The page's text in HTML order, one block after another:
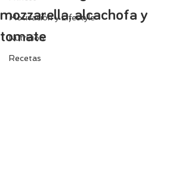
Motivación y Lifestyle
Nutricion
Recetas
mozzarella, alcachofa y
tomate